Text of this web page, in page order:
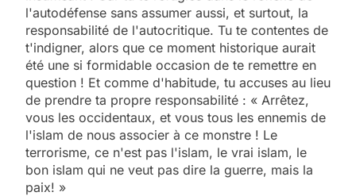
l'autodéfense sans assumer aussi, et surtout, la
responsabilité de l'autocritique. Tu te contentes de
t'indigner, alors que ce moment historique aurait
été une si formidable occasion de te remettre en
question ! Et comme d'habitude, tu accuses au lieu
de prendre ta propre responsabilité : « Arrêtez,
vous les occidentaux, et vous tous les ennemis de
l'islam de nous associer à ce monstre ! Le
terrorisme, ce n'est pas l'islam, le vrai islam, le
bon islam qui ne veut pas dire la guerre, mais la
paix! »